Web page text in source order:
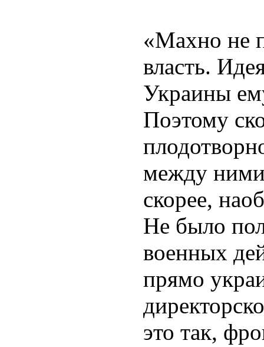
«Махно не
власть.
Украины
Поэтому
между
скорее,
Не было
военных
прямо
это так,